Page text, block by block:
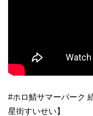
#ホロ鯖サマーパーク
星街すいせい】